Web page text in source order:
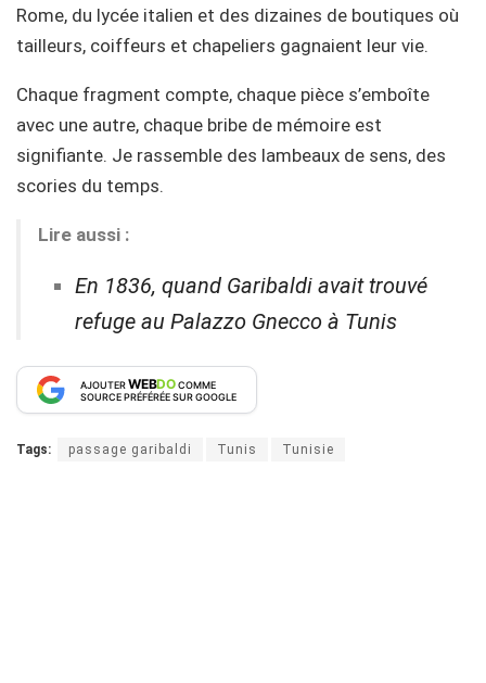
Rome, du lycée italien et des dizaines de boutiques où
tailleurs, coiffeurs et chapeliers gagnaient leur vie.
Chaque fragment compte, chaque pièce s’emboîte
avec une autre, chaque bribe de mémoire est
signifiante. Je rassemble des lambeaux de sens, des
scories du temps.
Lire aussi :
En 1836, quand Garibaldi avait trouvé
refuge au Palazzo Gnecco à Tunis
AJOUTERWEBDOCOMME
SOURCE PRÉFÉRÉE SUR GOOGLE
Tags: passage garibaldi Tunis Tunisie